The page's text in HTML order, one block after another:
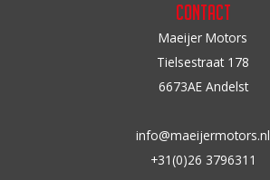
optie
kan
gekozen
op
de
Contact
Maeijer Motors
Tielsestraat 178
6673AE Andelst
info@maeijermotors.nl
+31(0)26 3796311